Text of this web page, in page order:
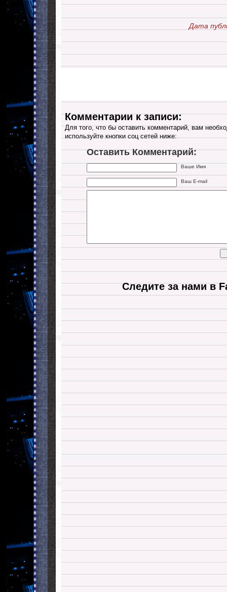
Дата
Комментарии к записи:
Для того, что бы оставить комментарий, вам
используйте кнопки соц сетей ниже:
Оставить Комментарий:
Ваше Имя
Ваш E-mail
Следите за нами в